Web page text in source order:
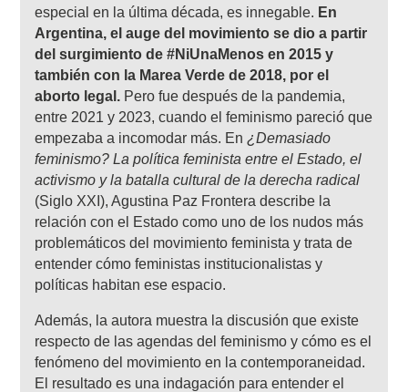
especial en la última década, es innegable. En
Argentina, el auge del movimiento se dio a partir
del surgimiento de #NiUnaMenos en 2015 y
también con la Marea Verde de 2018, por el
aborto legal. Pero fue después de la pandemia,
entre 2021 y 2023, cuando el feminismo pareció que
empezaba a incomodar más. En¿Demasiado
feminismo? La política feminista entre el Estado, el
activismo y la batalla cultural de la derecha radical
(Siglo XXI), Agustina Paz Frontera describe la
relación con el Estado como uno de los nudos más
problemáticos del movimiento feminista y trata de
entender cómo feministas institucionalistas y
políticas habitan ese espacio.
Además, la autora muestra la discusión que existe
respecto de las agendas del feminismo y cómo es el
fenómeno del movimiento en la contemporaneidad.
El resultado es una indagación para entender el